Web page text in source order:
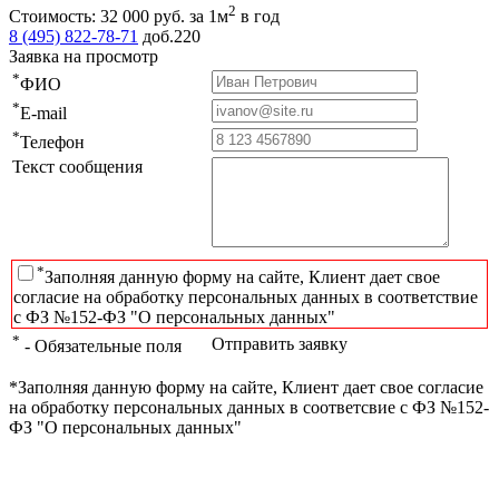
Стоимость: 32 000 руб. за 1м2 в год
8 (495) 822-78-71 доб.220
Заявка на просмотр
*ФИО
*E-mail
*Телефон
Текст сообщения
*Заполняя данную форму на сайте, Клиент дает свое
согласие на обработку персональных данных в соответствие
с ФЗ №152-ФЗ "О персональных данных"
* - Обязательные поля Отправить заявку
*Заполняя данную форму на сайте, Клиент дает свое согласие
на обработку персональных данных в соответсвие с ФЗ №152-
ФЗ "О персональных данных"